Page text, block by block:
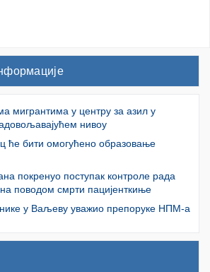
мигрантима у центру за азил у
нивоу
ће бити омогућено образовање
покренуо поступак контроле рада
поводом смрти пацијенткиње
у Ваљеву уважио препоруке НПМ-а